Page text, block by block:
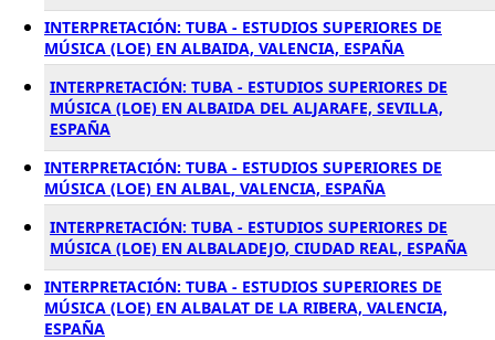
INTERPRETACIÓN: TUBA - ESTUDIOS SUPERIORES DE
MÚSICA (LOE) EN ALBAIDA, VALENCIA, ESPAÑA
INTERPRETACIÓN: TUBA - ESTUDIOS SUPERIORES DE
MÚSICA (LOE) EN ALBAIDA DEL ALJARAFE, SEVILLA,
ESPAÑA
INTERPRETACIÓN: TUBA - ESTUDIOS SUPERIORES DE
MÚSICA (LOE) EN ALBAL, VALENCIA, ESPAÑA
INTERPRETACIÓN: TUBA - ESTUDIOS SUPERIORES DE
MÚSICA (LOE) EN ALBALADEJO, CIUDAD REAL, ESPAÑA
INTERPRETACIÓN: TUBA - ESTUDIOS SUPERIORES DE
MÚSICA (LOE) EN ALBALAT DE LA RIBERA, VALENCIA,
ESPAÑA